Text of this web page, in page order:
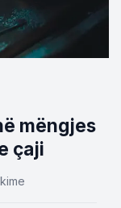
mëngjes
çaji